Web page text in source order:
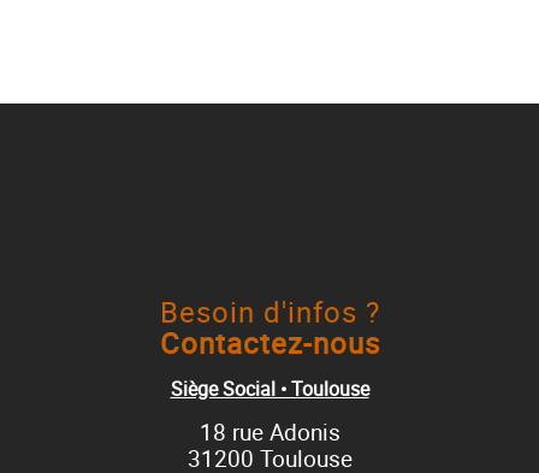
Besoin d'infos ?
Contactez-nous
Siège Social • Toulouse
18 rue Adonis
31200 Toulouse